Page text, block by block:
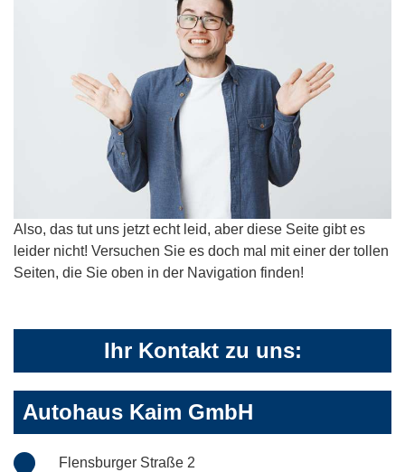
Also, das tut uns jetzt echt leid, aber diese Seite gibt es
leider nicht! Versuchen Sie es doch mal mit einer der tollen
Seiten, die Sie oben in der Navigation finden!
Ihr Kontakt zu uns:
Autohaus Kaim GmbH
Flensburger Straße 2